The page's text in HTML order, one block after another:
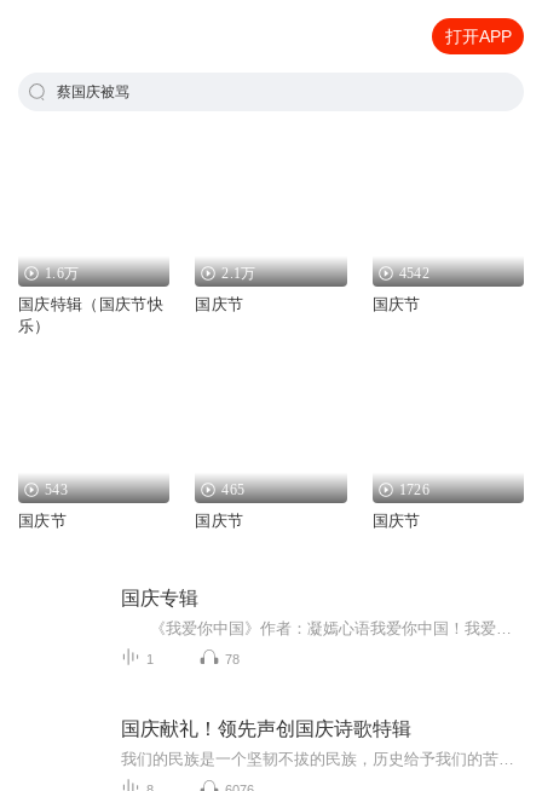
打开APP
蔡国庆被骂
1.6万
国庆特辑（国庆节快
乐）
2.1万
国庆节
4542
国庆节
543
国庆节
465
国庆节
1726
国庆节
国庆专辑
1 78
国庆献礼！领先声创国庆诗歌特辑